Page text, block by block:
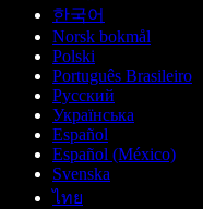
한국어
Norsk bokmål
Polski
Português Brasileiro
Русский
Українська
Español
Español (México)
Svenska
ไทย